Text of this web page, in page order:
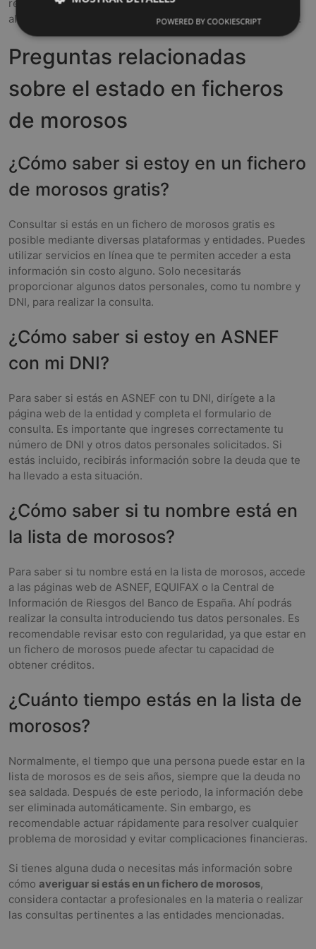
regularmente para detectar cualquier inclusión errónea,
algo que puede ocurrir más a menudo de lo que se piensa.
Preguntas relacionadas
sobre el estado en ficheros
de morosos
¿Cómo saber si estoy en un fichero
de morosos gratis?
Consultar si estás en un fichero de morosos gratis es
posible mediante diversas plataformas y entidades. Puedes
utilizar servicios en línea que te permiten acceder a esta
información sin costo alguno. Solo necesitarás
proporcionar algunos datos personales, como tu nombre y
DNI, para realizar la consulta.
¿Cómo saber si estoy en ASNEF
con mi DNI?
Para saber si estás en ASNEF con tu DNI, dirígete a la
página web de la entidad y completa el formulario de
consulta. Es importante que ingreses correctamente tu
número de DNI y otros datos personales solicitados. Si
estás incluido, recibirás información sobre la deuda que te
ha llevado a esta situación.
¿Cómo saber si tu nombre está en
la lista de morosos?
Para saber si tu nombre está en la lista de morosos, accede
a las páginas web de ASNEF, EQUIFAX o la Central de
Información de Riesgos del Banco de España. Ahí podrás
realizar la consulta introduciendo tus datos personales. Es
recomendable revisar esto con regularidad, ya que estar en
un fichero de morosos puede afectar tu capacidad de
obtener créditos.
¿Cuánto tiempo estás en la lista de
morosos?
Normalmente, el tiempo que una persona puede estar en la
lista de morosos es de seis años, siempre que la deuda no
sea saldada. Después de este periodo, la información debe
ser eliminada automáticamente. Sin embargo, es
recomendable actuar rápidamente para resolver cualquier
problema de morosidad y evitar complicaciones financieras.
Si tienes alguna duda o necesitas más información sobre
cómo averiguar si estás en un fichero de morosos,
considera contactar a profesionales en la materia o realizar
las consultas pertinentes a las entidades mencionadas.
POWERED BY COOKIESCRIPT